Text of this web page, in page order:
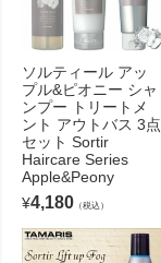
ソルティール アッ
プル&ピオニー シャ
ンプー トリートメ
ント アウトバス 3点
セット Sortir
Haircare Series
Apple&Peony
¥4,180 （税込）